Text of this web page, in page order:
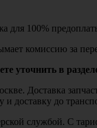
100%
комиссию за
уточнить в
Доставка
и доставку до
службой. С